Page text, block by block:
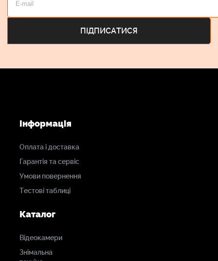
Інформація
Оплата і доставка
Гарантія та сервіс
Умови повернення
Тестові таблиці
Каталог
Відеокамери
Знімальна